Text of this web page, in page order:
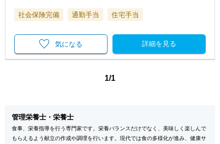
社会保険完備 通勤手当 住宅手当
詳細を見る
気になる
1/1
管理栄養士・栄養士
食事、栄養指導を行う専門家です。栄養バランスだけでなく、美味しく楽しんで
もらえるよう献立の作成や調理を行います。現代では食の多様化が進み、健康サ